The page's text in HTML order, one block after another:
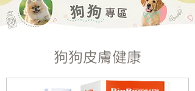
狗狗皮膚健康